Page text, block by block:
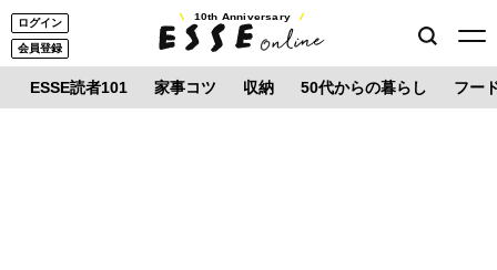
ログイン
会員登録
10th Anniversary
ESSE読者101 家事コツ 収納 50代からの暮らし フー